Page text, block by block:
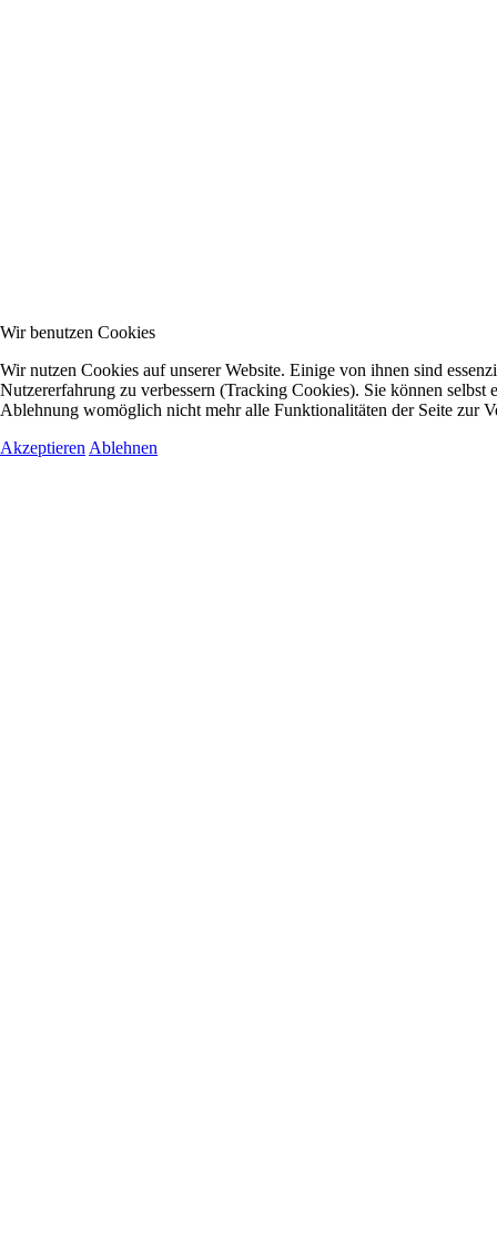
Wir benutzen Cookies
Wir nutzen Cookies auf unserer Website. Einige von ihnen sind
Nutzererfahrung zu verbessern (Tracking Cookies). Sie können selbst
Ablehnung womöglich nicht mehr alle Funktionalitäten der Seite zur
Akzeptieren Ablehnen